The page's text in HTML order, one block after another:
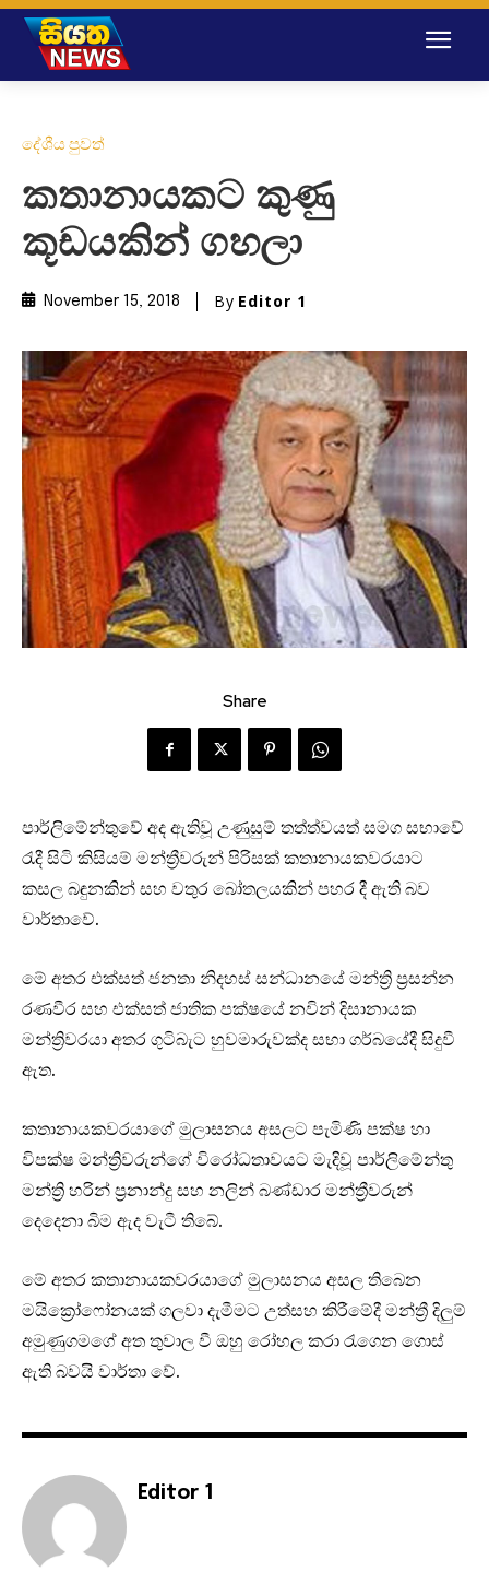
දේශීය පුවත්
කතානායකට කුණු
කූඩයකින් ගහලා
November 15, 2018 By Editor 1
Share
පාර්ලිමේන්තුවේ අද ඇතිවූ උණුසුම් තත්ත්වයත් සමග සභාවේ
රැදී සිටි කිසියම් මන්ත්‍රීවරුන් පිරිසක් කතානායකවරයාට
කසල බඳුනකින් සහ වතුර බෝතලයකින් පහර දී ඇති බව
වාර්තාවේ.
මේ අතර එක්සත් ජනතා නිදහස් සන්ධානයේ මන්ත්‍රි ප්‍රසන්න
රණවීර සහ එක්සත් ජාතික පක්ෂයේ නවින් දිසානායක
මන්ත්‍රිවරයා අතර ගුටිබැට හුවමාරුවක්ද සභා ගර්බයේදී සිදුවී
ඇත.
කතානායකවරයාගේ මුලාසනය අසලට පැමිණි පක්ෂ හා
විපක්ෂ මන්ත්‍රිවරුන්ගේ විරෝධතාවයට මැදිවූ පාර්ලිමේන්තු
මන්ත්‍රි හරින් ප්‍රනාන්දු සහ නලින් බණ්ඩාර මන්ත්‍රීවරුන්
දෙදෙනා බිම ඇද වැටී තිබේ.
මේ අතර කතානායකවරයාගේ මුලාසනය අසල තිබෙන
මයික්‍රෝෆෝනයක් ගලවා දැමීමට උත්සහ කිරීමේදී මන්ත්‍රී දිලුම්
අමුණුගමගේ අත තුවාල වී ඔහු රෝහල කරා රැගෙන ගොස්
ඇති බවයි වාර්තා වේ.
Editor 1